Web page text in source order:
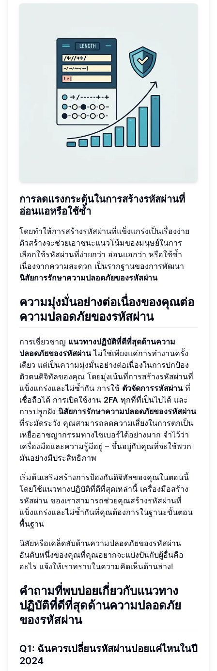
การลดแรงกระตุ้นในการสร้างรหัสผ่านที่
อ่อนแอหรือใช้ซ้ำ
โดยทำให้การสร้างรหัสผ่านที่แข็งแกร่งเป็นเรื่องง่าย
ตัวสร้างจะช่วยเอาชนะแนวโน้มของมนุษย์ในการ
เลือกใช้รหัสผ่านที่ง่ายกว่า อ่อนแอกว่า หรือใช้ซ้ำ
เนื่องจากความสะดวก เป็นรากฐานของการพัฒนา
นิสัยการรักษาความปลอดภัยของรหัสผ่าน
ความมุ่งมั่นอย่างต่อเนื่องของคุณต่อ
ความปลอดภัยของรหัสผ่าน
การเชี่ยวชาญ แนวทางปฏิบัติที่ดีที่สุดด้านความ
ปลอดภัยของรหัสผ่านไม่ใช่เพียงแค่การทำงานครั้ง
เดียว แต่เป็นความมุ่งมั่นอย่างต่อเนื่องในการปกป้อง
ตัวตนดิจิทัลของคุณ โดยมุ่งเน้นที่การสร้างรหัสผ่านที่
แข็งแกร่งและไม่ซ้ำกัน การใช้ ตัวจัดการรหัสผ่านที่
เชื่อถือได้ การเปิดใช้งาน 2FA ทุกที่ที่เป็นไปได้ และ
การปลูกฝัง นิสัยการรักษาความปลอดภัยของรหัสผ่าน
ที่ระมัดระวัง คุณสามารถลดความเสี่ยงในการตกเป็น
เหยื่ออาชญากรรมทางไซเบอร์ได้อย่างมาก จำไว้ว่า
เครื่องมือและความรู้มีอยู่ – ขึ้นอยู่กับคุณที่จะใช้พวก
มันอย่างมีประสิทธิภาพ
เริ่มต้นเสริมสร้างการป้องกันดิจิทัลของคุณในตอนนี้
โดยใช้แนวทางปฏิบัติที่ดีที่สุดเหล่านี้ เครื่องมือสร้าง
รหัสผ่าน ของเราสามารถช่วยคุณสร้างรหัสผ่านที่
แข็งแกร่งและไม่ซ้ำกันที่คุณต้องการในฐานะขั้นตอน
พื้นฐาน
นิสัยหรือเคล็ดลับด้านความปลอดภัยของรหัสผ่าน
อันดับหนึ่งของคุณที่คุณอยากจะแบ่งปันกับผู้อื่นคือ
อะไร แจ้งให้เราทราบในความคิดเห็นด้านล่าง!
คำถามที่พบบ่อยเกี่ยวกับแนวทาง
ปฏิบัติที่ดีที่สุดด้านความปลอดภัย
ของรหัสผ่าน
Q1: ฉันควรเปลี่ยนรหัสผ่านบ่อยแค่ไหนในปี
2024